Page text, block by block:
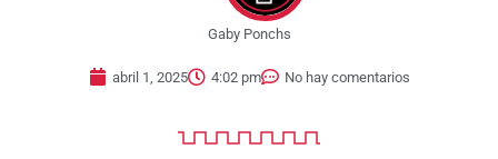
Gaby Ponchs
abril 1, 2025 4:02 pm No hay comentarios